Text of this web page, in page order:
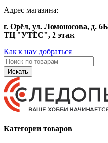
Адрес магазина:
г. Орёл, ул. Ломоносова, д. 6Б
ТЦ "УТЁС", 2 этаж
Как к нам добраться
Искать
Категории товаров